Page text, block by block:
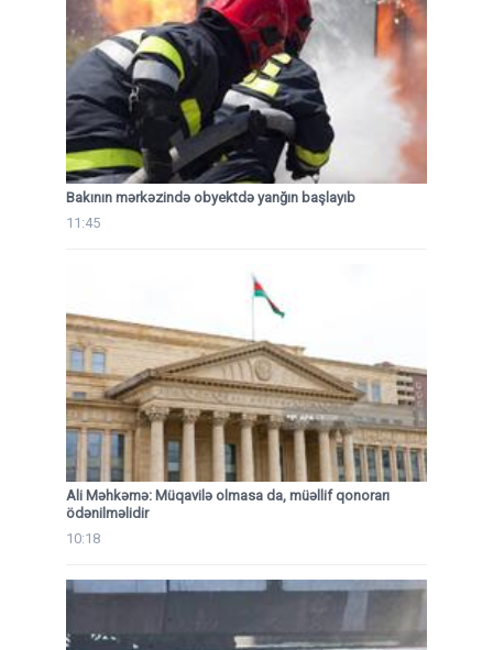
Bakının mərkəzində obyektdə yanğın başlayıb
11:45
Ali Məhkəmə: Müqavilə olmasa da, müəllif qonorarı
ödənilməlidir
10:18